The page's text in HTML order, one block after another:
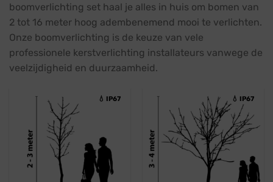
boomverlichting set haal je alles in huis om bomen van
2 tot 16 meter hoog adembenemend mooi te verlichten.
Onze boomverlichting is de keuze van vele
professionele kerstverlichting installateurs vanwege de
veelzijdigheid en duurzaamheid.
💧 IP67 💧 IP67